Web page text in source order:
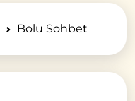
Bolu Sohbet